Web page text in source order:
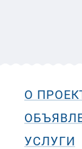
О
УСЛУГИ